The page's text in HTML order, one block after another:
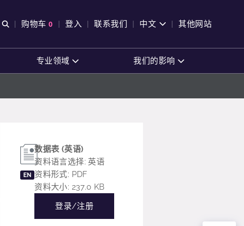
Open Search
购物车 0
查看购物车
登入 联系我们 中文 其他网站
专业领域 我们的影响
EN
数据表 (英语)
资料语言选择: 英语
资料形式: PDF
资料大小: 237.0 KB
登录/注册